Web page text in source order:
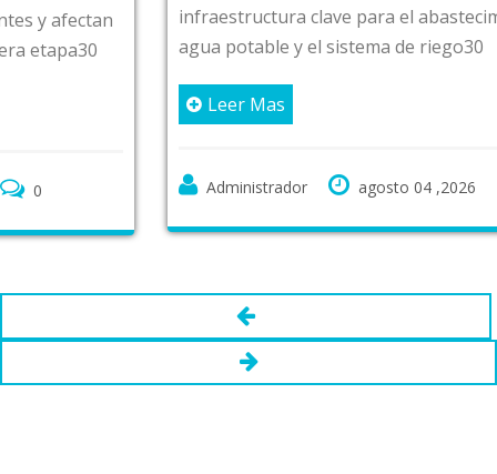
infraestructura clave para el abastecimiento de
agua potable y el sistema de riego30
Leer Mas
Administrador agosto 04 ,2026 0